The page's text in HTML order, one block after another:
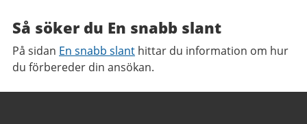
Så söker du En snabb slant
På sidan En snabb slant hittar du information om hur
du förbereder din ansökan.